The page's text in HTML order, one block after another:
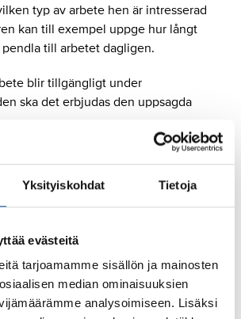
Yksityiskohdat Tietoja
evästeitä
tarjoamamme sisällön ja mainosten
median ominaisuuksien
analysoimiseen. Lisäksi
typ av arbete hen är intresserad
kan till exempel uppge hur långt
till arbetet dagligen.
blir tillgängligt under
ska det erbjudas den uppsagda
av ekonomiska eller
kan omskolas till andra uppgifter.
omfattning ska vara
skälig för både arbetsgivaren och